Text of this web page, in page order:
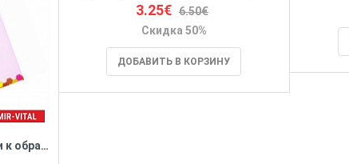
Методические рекомендации к образовательной программе дошкольного образования 'Мозаика'
3.25€ 6.50€
Скидка 50%
ДОБАВИТЬ В КОРЗИНУ